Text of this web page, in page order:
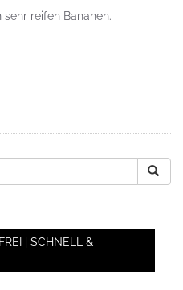
reifen Bananen.
| SCHNELL &